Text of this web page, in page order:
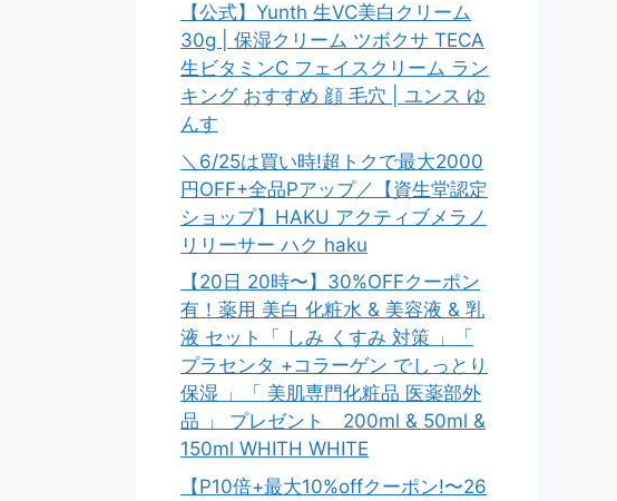
【公式】Yunth 生VC美白クリーム
30g | 保湿クリーム ツボクサ TECA
生ビタミンC フェイスクリーム ラン
キング おすすめ 顔 毛穴 | ユンス ゆ
んす
＼6/25は買い時!超トクで最大2000
円OFF+全品Pアップ／【資生堂認定
ショップ】HAKU アクティブメラノ
リリーサー ハク haku
【20日 20時〜】30%OFFクーポン
有！薬用 美白 化粧水 & 美容液 & 乳
液 セット「 しみ くすみ 対策 」「
プラセンタ +コラーゲン でしっとり
保湿 」「 美肌専門化粧品 医薬部外
品 」 プレゼント 200ml & 50ml &
150ml WHITH WHITE
【P10倍+最大10%offクーポン!〜26